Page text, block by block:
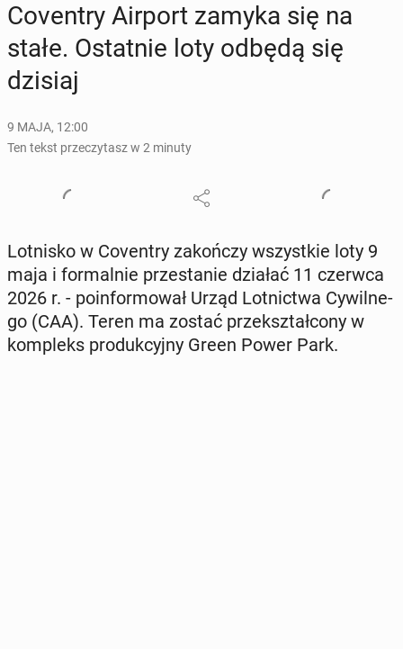
Co­ven­try Airport zamyka się na
stałe. Ostat­nie loty odbędą się
dzisiaj
9 MAJA, 12:00
Ten tekst przeczytasz w 2 minuty
Lot­ni­sko w Co­ven­try za­koń­czy wszyst­kie loty 9
maja i for­mal­nie prze­sta­nie działać 11 czerwca
2026 r. - po­in­for­mo­wał Urząd Lot­nic­twa Cy­wil­ne­
go (CAA). Teren ma zostać prze­kształ­co­ny w
kom­pleks pro­duk­cyj­ny Green Power Park.